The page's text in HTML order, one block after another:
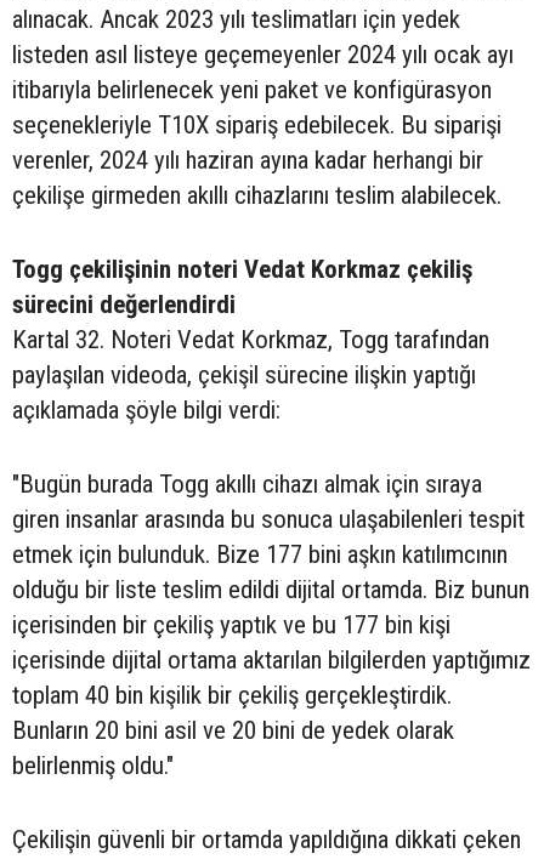
alınacak. Ancak 2023 yılı teslimatları için yedek
listeden asıl listeye geçemeyenler 2024 yılı ocak ayı
itibarıyla belirlenecek yeni paket ve konfigürasyon
seçenekleriyle T10X sipariş edebilecek. Bu siparişi
verenler, 2024 yılı haziran ayına kadar herhangi bir
çekilişe girmeden akıllı cihazlarını teslim alabilecek.
Togg çekilişinin noteri Vedat Korkmaz çekiliş
sürecini değerlendirdi
Kartal 32. Noteri Vedat Korkmaz, Togg tarafından
paylaşılan videoda, çekişil sürecine ilişkin yaptığı
açıklamada şöyle bilgi verdi:
"Bugün burada Togg akıllı cihazı almak için sıraya
giren insanlar arasında bu sonuca ulaşabilenleri tespit
etmek için bulunduk. Bize 177 bini aşkın katılımcının
olduğu bir liste teslim edildi dijital ortamda. Biz bunun
içerisinden bir çekiliş yaptık ve bu 177 bin kişi
içerisinde dijital ortama aktarılan bilgilerden yaptığımız
toplam 40 bin kişilik bir çekiliş gerçekleştirdik.
Bunların 20 bini asil ve 20 bini de yedek olarak
belirlenmiş oldu."
Çekilişin güvenli bir ortamda yapıldığına dikkati çeken